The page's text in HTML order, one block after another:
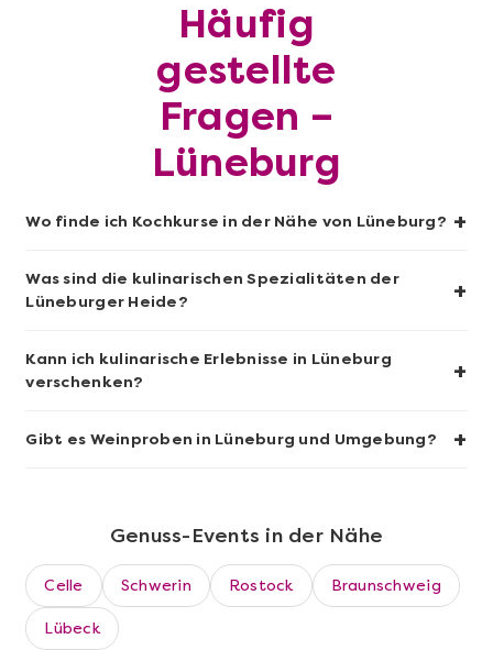
Geschenkbox 100€
Sushi-Kochkurs@Home
Häufig
gestellte
Fragen –
Lüneburg
Wo finde ich Kochkurse in der Nähe von Lüneburg? +
Was sind die kulinarischen Spezialitäten der
Lüneburger Heide?
+
Kann ich kulinarische Erlebnisse in Lüneburg
verschenken?
+
Gibt es Weinproben in Lüneburg und Umgebung? +
Genuss-Events in der Nähe
Celle Schwerin Rostock Braunschweig
Lübeck